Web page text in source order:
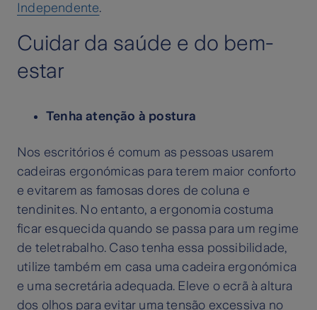
Independente.
Cuidar da saúde e do bem-
estar
Tenha atenção à postura
Nos escritórios é comum as pessoas usarem
cadeiras ergonómicas para terem maior conforto
e evitarem as famosas dores de coluna e
tendinites. No entanto, a ergonomia costuma
ficar esquecida quando se passa para um regime
de teletrabalho. Caso tenha essa possibilidade,
utilize também em casa uma cadeira ergonómica
e uma secretária adequada. Eleve o ecrã à altura
dos olhos para evitar uma tensão excessiva no